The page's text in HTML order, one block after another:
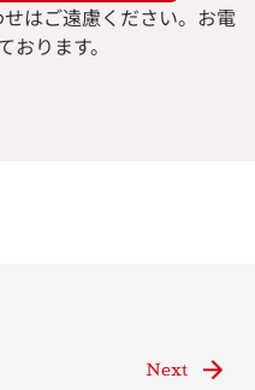
はご遠慮ください。 お電
ります。
Next